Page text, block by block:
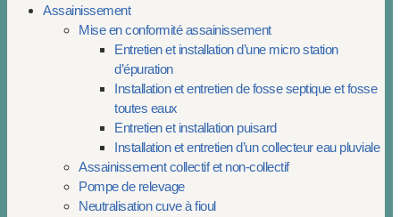
Assainissement
Mise en conformité assainissement
Entretien et installation d’une micro station
d’épuration
Installation et entretien de fosse septique et fosse
toutes eaux
Entretien et installation puisard
Installation et entretien d’un collecteur eau pluviale
Assainissement collectif et non-collectif
Pompe de relevage
Neutralisation cuve à fioul